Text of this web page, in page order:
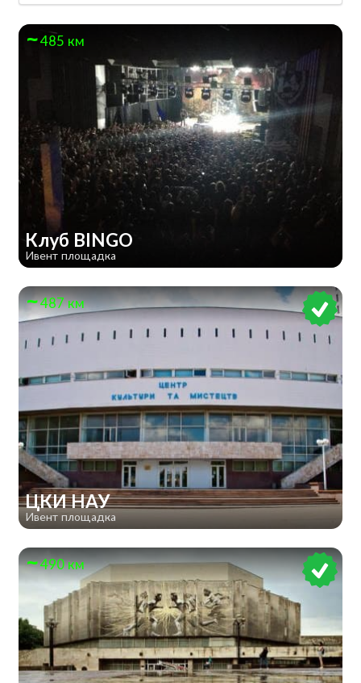
485 км
Клуб BINGO
Ивент площадка
487 км
ЦКИ НАУ
Ивент площадка
490 км